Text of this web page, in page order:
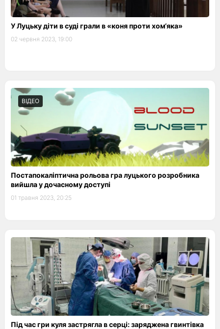
У Луцьку діти в суді грали в «коня проти хом‘яка»
02 червня 2023, 19:00
ВІДЕО
Постапокаліптична рольова гра луцького розробника
вийшла у дочасному доступі
01 травня 2023, 20:25
Під час гри куля застрягла в серці: заряджена гвинтівка